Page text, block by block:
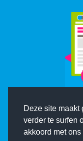
Deze site maakt
verder te surfen
akkoord met
©